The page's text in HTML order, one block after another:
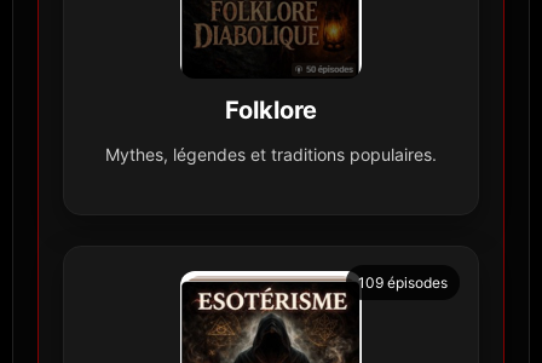
Folklore
Mythes, légendes et traditions populaires.
109 épisodes